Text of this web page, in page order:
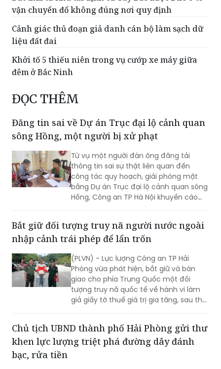
vận chuyển đổ không đúng nơi quy định
Cảnh giác thủ đoạn giả danh cán bộ làm sạch dữ
liệu đất đai
Khởi tố 5 thiếu niên trong vụ cướp xe máy giữa
đêm ở Bắc Ninh
ĐỌC THÊM
Đăng tin sai về Dự án Trục đại lộ cảnh quan
sông Hồng, một người bị xử phạt
Từ vụ một người đàn ông đăng tải
thông tin sai sự thật liên quan đến
công tác quy hoạch, giải phóng mặt
bằng Dự án Trục đại lộ cảnh quan sông
Hồng, Công an TP Hà Nội khuyến cáo
xã hội, tránh tiếp tay cho tin giả và vi
phạm pháp luật.
Bắt giữ đối tượng truy nã người nước ngoài
nhập cảnh trái phép để lẩn trốn
(PLVN) - Lực lượng Công an TP Hải
Phòng vừa phát hiện, bắt giữ và bàn
giao cho phía Trung Quốc một đối
tượng truy nã quốc tế về hành vi làm
giả giấy tờ thuế giá trị gia tăng, sau thời
Chủ tịch UBND thành phố Hải Phòng gửi thư
khen lực lượng triệt phá đường dây đánh
bạc, rửa tiền